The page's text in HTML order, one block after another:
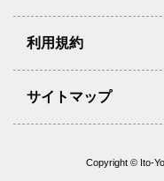
利用規約
サイトマップ
Copyright © Ito-